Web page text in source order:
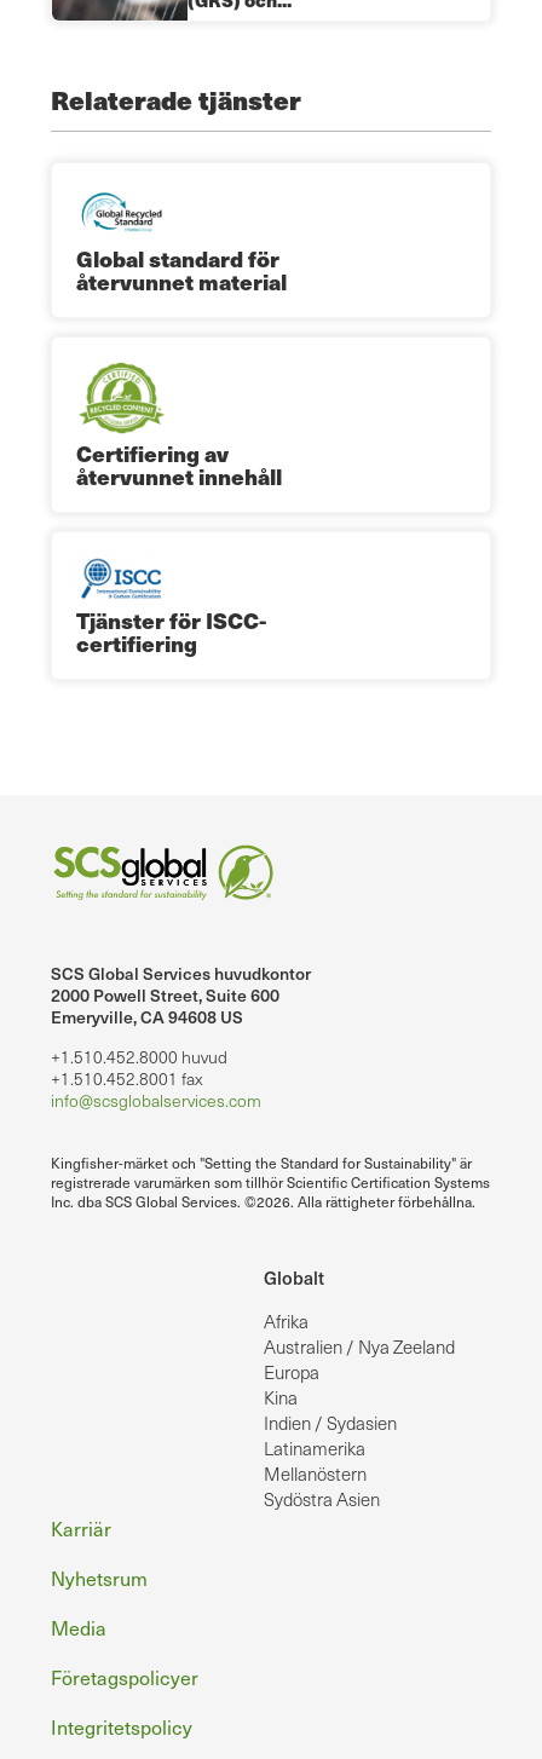
Relaterade tjänster
Global standard för
återvunnet material
Certifiering av
återvunnet innehåll
Tjänster för ISCC-
certifiering
SCS Global Services huvudkontor
2000 Powell Street, Suite 600
Emeryville, CA 94608 US
+1.510.452.8000 huvud
+1.510.452.8001 fax
info@scsglobalservices.com
Kingfisher-märket och "Setting the Standard for Sustainability" är
registrerade varumärken som tillhör Scientific Certification Systems
Inc. dba SCS Global Services. ©2026. Alla rättigheter förbehållna.
Globalt
Afrika
Australien / Nya Zeeland
Europa
Kina
Indien / Sydasien
Latinamerika
Mellanöstern
Sydöstra Asien
Sidfot
Karriär
Nyhetsrum
Media
Företagspolicyer
Integritetspolicy